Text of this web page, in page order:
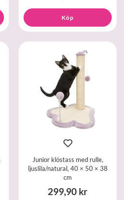
Köp
Junior klöstass med rulle,
ljuslila/natural, 40 × 50 × 38
cm
299,90 kr